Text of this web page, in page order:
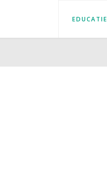
EDUCATIE